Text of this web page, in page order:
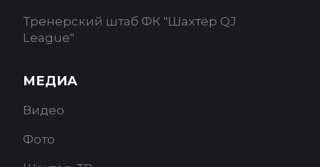
Тренерский штаб ФК "Шахтёр QJ
League"
МЕДИА
Видео
Фото